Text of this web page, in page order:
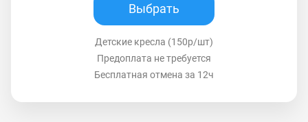
Выбрать
Детские кресла (150р/шт)
Предоплата не требуется
Бесплатная отмена за 12ч